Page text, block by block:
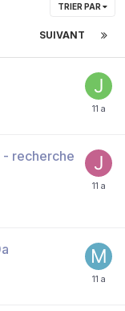
TRIER PAR
SUIVANT
recherche